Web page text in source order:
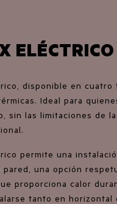
ELÉCTRICO
disponible en cuatro
Ideal para
sin las limitaciones de
permite una
pared, una opción
proporciona calor
tanto en horizontal